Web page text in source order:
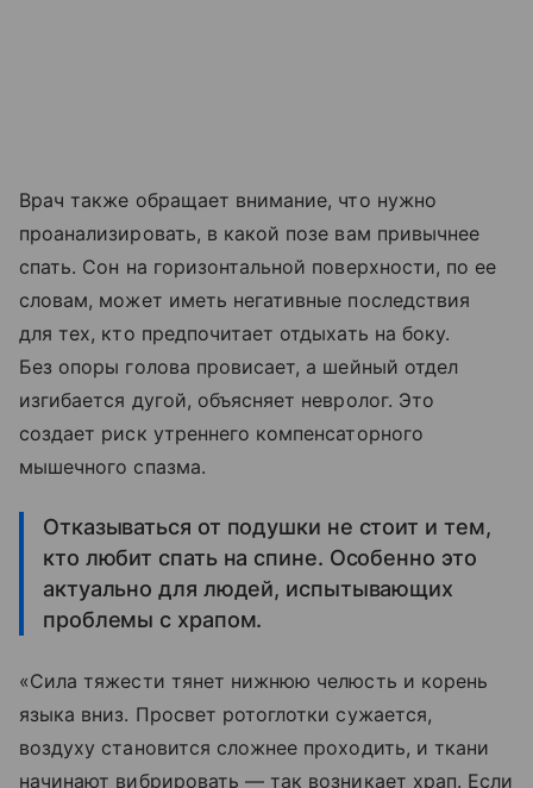
Врач также обращает внимание, что нужно
проанализировать, в какой позе вам привычнее
спать. Сон на горизонтальной поверхности, по ее
словам, может иметь негативные последствия
для тех, кто предпочитает отдыхать на боку.
Без опоры голова провисает, а шейный отдел
изгибается дугой, объясняет невролог. Это
создает риск утреннего компенсаторного
мышечного спазма.
Отказываться от подушки не стоит и тем,
кто любит спать на спине. Особенно это
актуально для людей, испытывающих
проблемы с храпом.
«Сила тяжести тянет нижнюю челюсть и корень
языка вниз. Просвет ротоглотки сужается,
воздуху становится сложнее проходить, и ткани
начинают вибрировать — так возникает храп. Если